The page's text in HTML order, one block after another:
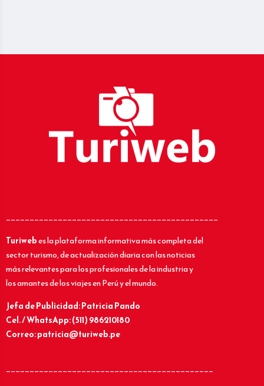
_____________________________________________
Turiwebes la plataforma informativa más completa del
sector turismo, de actualización diaria con las noticias
más relevantes para los profesionales de la industria y
los amantes de los viajes en Perú y el mundo.
Jefa de Publicidad: Patricia Pando
Cel. / WhatsApp: (511) 986210180
Correo: patricia@turiweb.pe
____________________________________________